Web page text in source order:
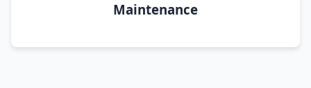
Maintenance